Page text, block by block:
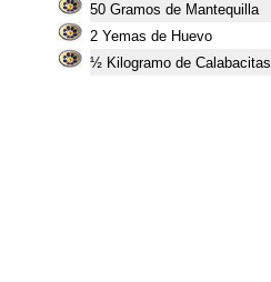
50 Gramos de Mantequilla
2 Yemas de Huevo
½ Kilogramo de Calabacitas